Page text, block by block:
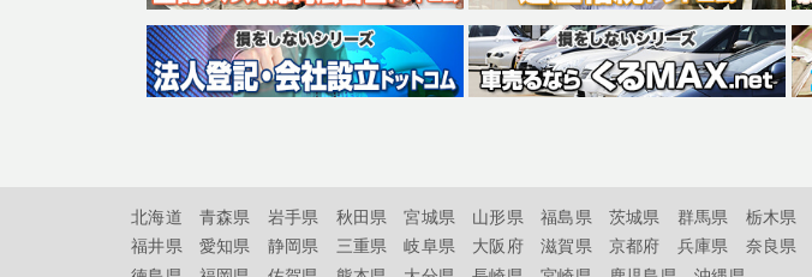
北海道 青森県 岩手県 秋田県 宮城県 山形県 福島県 茨城県 群馬県 栃木県
福井県
愛知県 静岡県 三重県 岐阜県 大阪府 滋賀県 京都府 兵庫県 奈良県